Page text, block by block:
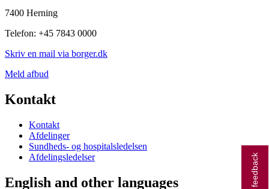
7400 Herning
Telefon: +45 7843 0000
Skriv en mail via borger.dk
Meld afbud
Kontakt
Kontakt
Afdelinger
Sundheds- og hospitalsledelsen
Afdelingsledelser
English and other languages